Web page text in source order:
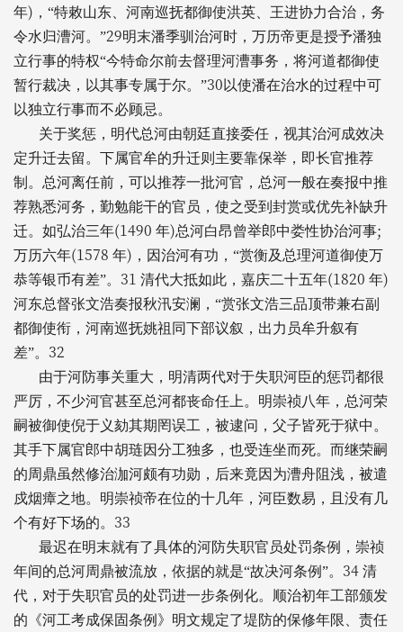
年) ，“特敕山东、河南巡抚都御使洪英、王进协力合治，务
令水归漕河。”29明末潘季驯治河时，万历帝更是授予潘独
立行事的特权“今特命尔前去督理河漕事务，将河道都御使
暂行裁决，以其事专属于尔。”30 以使潘在治水的过程中可
以独立行事而不必顾忌。
关于奖惩，明代总河由朝廷直接委任，视其治河成效决
定升迁去留。下属官牟的升迁则主要靠保举，即长官推荐
制。总河离任前，可以推荐一批河官，总河一般在奏报中推
荐熟悉河务，勤勉能干的官员，使之受到封赏或优先补缺升
迁。如弘治三年(1490 年)总河白昂曾举郎中娄性协治河事;
万历六年(1578 年) ，因治河有功，“赏衡及总理河道御使万
恭等银币有差”。 31 清代大抵如此，嘉庆二十五年(1820 年)
河东总督张文浩奏报秋汛安澜，“赏张文浩三品顶带兼右副
都御使衔，河南巡抚姚祖同下部议叙，出力员牟升叙有
差”。 32
由于河防事关重大，明清两代对于失职河臣的惩罚都很
严厉，不少河官甚至总河都丧命任上。明崇祯八年，总河荣
嗣被御使倪于义劾其期罔误工，被逮问，父子皆死于狱中。
其手下属官郎中胡琏因分工独多，也受连坐而死。而继荣嗣
的周鼎虽然修治泇河颇有功勋，后来竟因为漕舟阻浅，被遣
戍烟瘴之地。明崇祯帝在位的十几年，河臣数易，且没有几
个有好下场的。 33
最迟在明末就有了具体的河防失职官员处罚条例，崇祯
年间的总河周鼎被流放，依据的就是“故决河条例”。 34 清
代，对于失职官员的处罚进一步条例化。顺治初年工部颁发
的《河工考成保固条例》明文规定了堤防的保修年限、责任